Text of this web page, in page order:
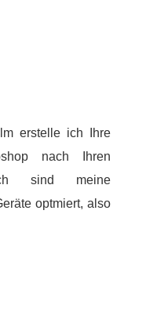
erstelle ich Ihre
nach Ihren
sind meine
optmiert, also